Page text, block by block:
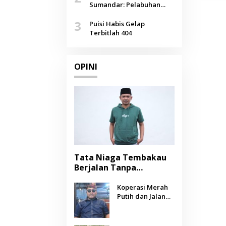
Agustus
Sumandar: Pelabuhan
Selendang Benang Merah
Lombang
3
Puisi Habis Gelap
Terbitlah 404
OPINI
Tata Niaga Tembakau
Berjalan Tanpa
Negara Berpihak
kepada Petani?
Koperasi Merah
Putih dan Jalan